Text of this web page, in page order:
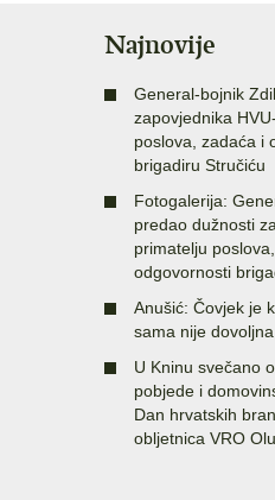
Najnovije
General-bojnik
zapovjednika
poslova, zadaća i
brigadiru Stručiću
Fotogalerija:
predao dužnosti
primatelju
odgovornosti
Anušić: Čovjek je
sama nije dovoljna
U Kninu svečano
pobjede i
Dan hrvatskih
obljetnica VRO